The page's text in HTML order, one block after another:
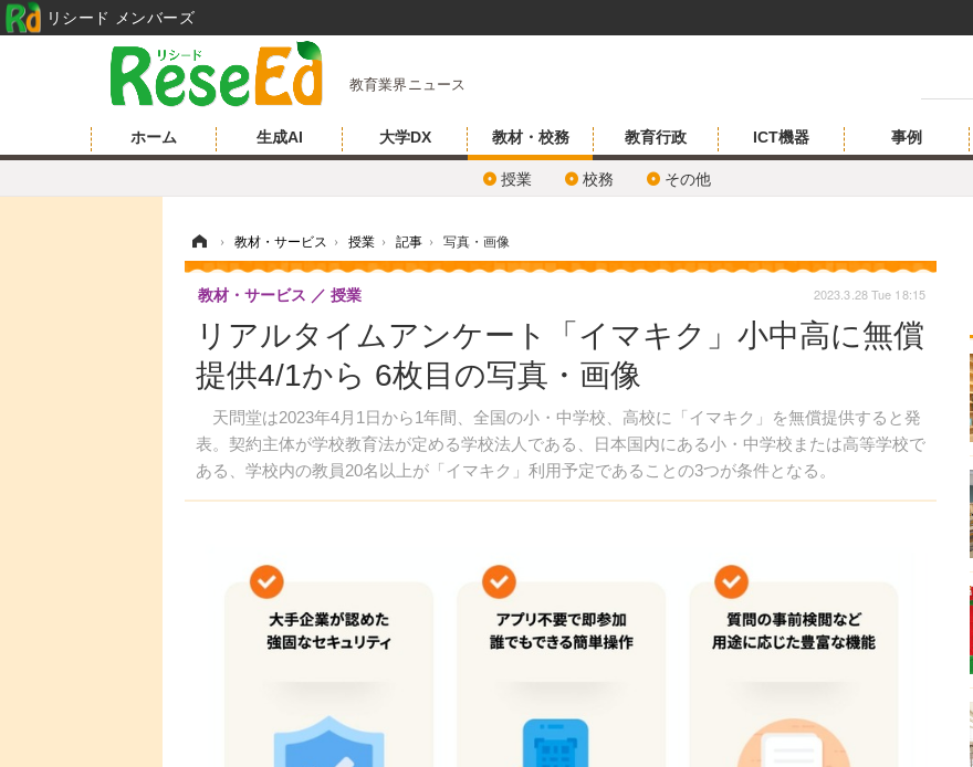
教育業界ニュース
ホーム 生成AI 大学DX 教材・校務
授業 校務 その他
教育行政 ICT機器 事例
› 教材・サービス › 授業 › 記事 › 写真・画像
リアルタイムアンケート「イマキク」小中高に無償
提供4/1から 6枚目の写真・画像
天問堂は2023年4月1日から1年間、全国の小・中学校、高校に「イマキク」を無償提供すると発
表。契約主体が学校教育法が定める学校法人である、日本国内にある小・中学校または高等学校で
ある、学校内の教員20名以上が「イマキク」利用予定であることの3つが条件となる。
教材・サービス 授業 2023.3.28 Tue 18:15
リシード メンバーズ